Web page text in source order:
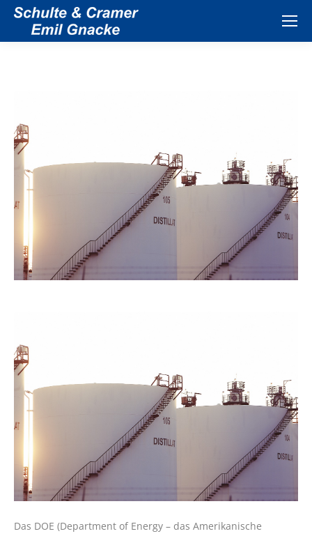
Das DOE (Department of Energy – das Amerikanische